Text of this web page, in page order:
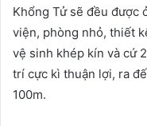
Khổng Tử sẽ đều được
viện, phòng nhỏ, thiết
vệ sinh khép kín và cứ
trí cực kì thuận lợi, ra
100m.